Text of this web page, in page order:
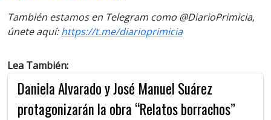
También estamos en Telegram como @DiarioPrimicia,
únete aquí:https://t.me/diarioprimicia
Lea También:
Daniela Alvarado y José Manuel Suárez
protagonizarán la obra “Relatos borrachos”